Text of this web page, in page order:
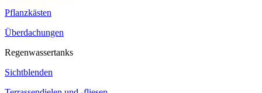
Pflanzkästen
Überdachungen
Regenwassertanks
Sichtblenden